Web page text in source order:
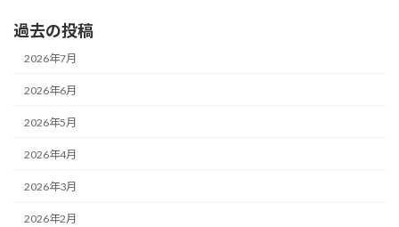
過去の投稿
2026年7月
2026年6月
2026年5月
2026年4月
2026年3月
2026年2月